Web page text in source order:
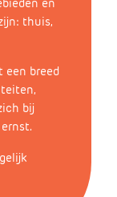
en
thuis,
een breed
bij